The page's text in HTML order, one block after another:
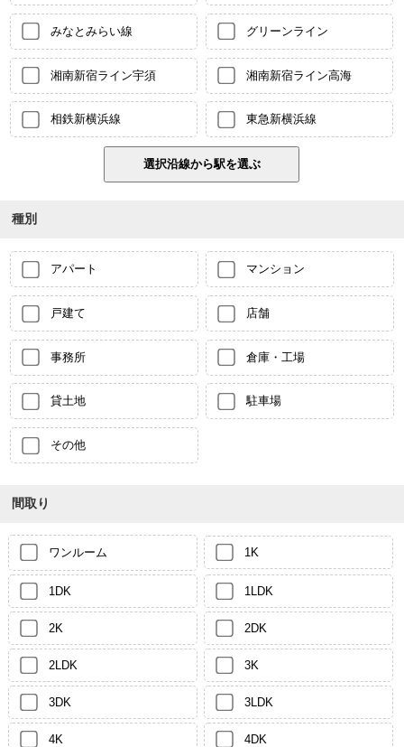
みなとみらい線 グリーンライン
湘南新宿ライン宇須 湘南新宿ライン高海
相鉄新横浜線 東急新横浜線
種別
アパート マンション
戸建て 店舗
事務所 倉庫・工場
貸土地 駐車場
その他
間取り
ワンルーム 1K
1DK 1LDK
2K 2DK
2LDK 3K
3DK 3LDK
4K 4DK